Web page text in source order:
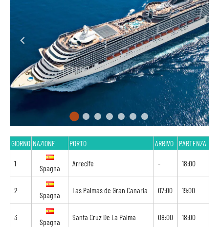
GIORNO NAZIONE PORTO ARRIVO PARTENZA
1
Spagna
Arrecife - 18:00
2
Spagna
Las Palmas de Gran Canaria 07:00 19:00
3
Spagna
Santa Cruz De La Palma 08:00 18:00